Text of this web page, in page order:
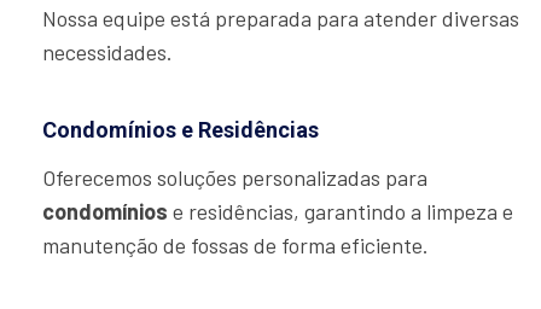
Nossa equipe está preparada para atender diversas
necessidades.
Condomínios e Residências
Oferecemos soluções personalizadas para
condomínios e residências, garantindo a limpeza e
manutenção de fossas de forma eficiente.